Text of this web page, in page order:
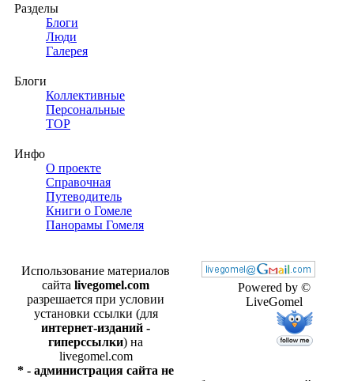
Разделы
Блоги
Люди
Галерея
Блоги
Коллективные
Персональные
TOP
Инфо
О проекте
Справочная
Путеводитель
Книги о Гомеле
Панорамы Гомеля
Powered by ©
LiveGomel
Использование материалов
сайта livegomel.com
разрешается при условии
установки ссылки (для
интернет-изданий -
гиперссылки) на
livegomel.com
* - администрация сайта не